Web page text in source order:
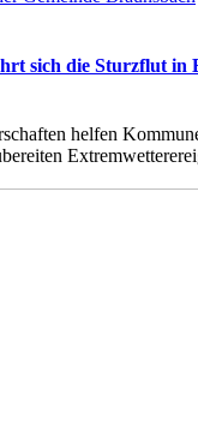
sich die Sturzflut in
helfen